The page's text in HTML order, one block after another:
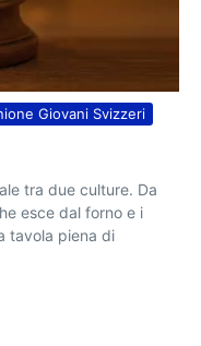
Giovani Svizzeri
tra due culture. Da
esce dal forno e i
tavola piena di